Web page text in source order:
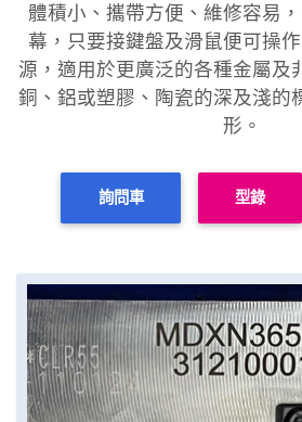
體積小、攜帶方便、維修容易
幕，只要接鍵盤及滑鼠便可操
源，適用於更廣泛的各種金屬及
銅、鋁或塑膠、陶瓷的深及淺的
形。
詢問車 型錄